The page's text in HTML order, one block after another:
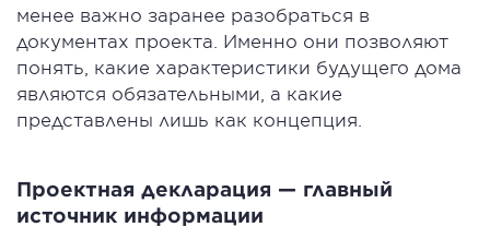
менее важно заранее разобраться в
документах проекта. Именно они позволяют
понять, какие характеристики будущего дома
являются обязательными, а какие
представлены лишь как концепция.
Проектная декларация — главный
источник информации